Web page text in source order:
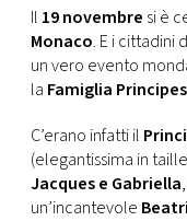
CONSIGLIA
Il 19 novembre si è
Monaco. E i cittadini
un vero evento
la Famiglia
C’erano infatti il
(elegantissima in
Jacques e Gabriella
un’incantevole